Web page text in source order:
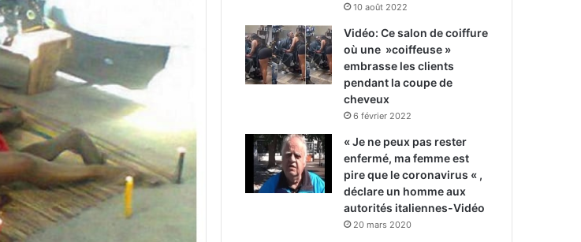
10 août 2022
Vidéo: Ce salon de coiffure
où une »coiffeuse »
embrasse les clients
pendant la coupe de
cheveux
6 février 2022
« Je ne peux pas rester
enfermé, ma femme est
pire que le coronavirus « ,
déclare un homme aux
autorités italiennes-Vidéo
20 mars 2020